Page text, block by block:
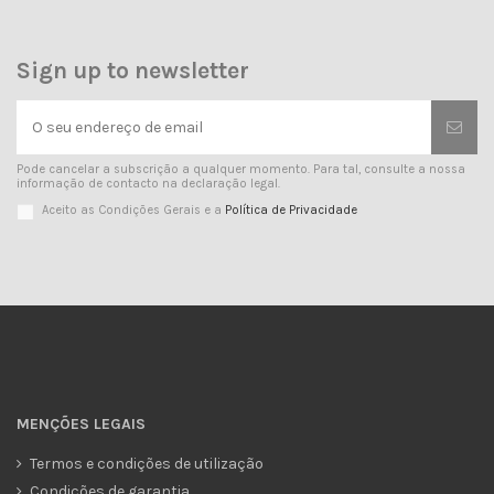
Sign up to newsletter
Pode cancelar a subscrição a qualquer momento. Para tal, consulte a nossa
informação de contacto na declaração legal.
Aceito as Condições Gerais e a Política de Privacidade
MENÇÕES LEGAIS
Termos e condições de utilização